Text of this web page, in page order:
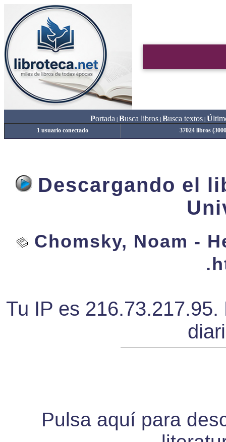
Portada Busca libros| Busca textos| Ú
1 usuario conectado 37024 libros
Descargando el
Chomsky, Noam -
Tu IP es
Pulsa aquí para